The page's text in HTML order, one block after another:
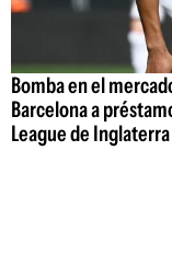
Bomba en el
Barcelona a
League de Inglaterra